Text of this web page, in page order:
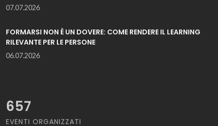
07.07.2026
FORMARSI NON È UN DOVERE: COME RENDERE IL LEARNING
RILEVANTE PER LE PERSONE
06.07.2026
657
EVENTI ORGANIZZATI